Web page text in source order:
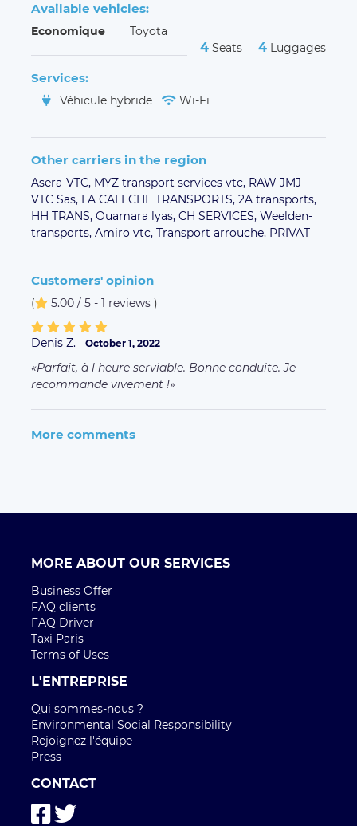
Available vehicles:
Economique Toyota
4 Seats 4 Luggages
Services:
Véhicule hybride Wi-Fi
Other carriers in the region
Asera-VTC, MYZ transport services vtc, RAW JMJ-
VTC Sas, LA CALECHE TRANSPORTS, 2A transports,
HH TRANS, Ouamara lyas, CH SERVICES, Weelden-
transports, Amiro vtc, Transport arrouche, PRIVAT
Customers' opinion
( 5.00 / 5 - 1 reviews )
Denis Z. October 1, 2022
Parfait, à l heure serviable. Bonne conduite. Je
recommande vivement !
More comments
MORE ABOUT OUR SERVICES
Business Offer
FAQ clients
FAQ Driver
Taxi Paris
Terms of Uses
L'ENTREPRISE
Qui sommes-nous ?
Environmental Social Responsibility
Rejoignez l'équipe
Press
CONTACT